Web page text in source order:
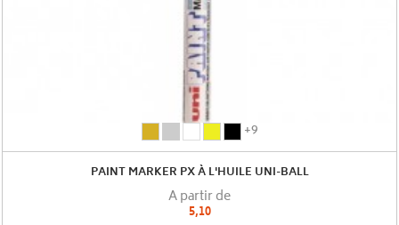
or
(
uni-
ball
argent
(
uni-
ball
)
blanc
(
uni-
ball
)
jaune
(
uni-
ball
)
noir
(
uni-
ball
+9
PAINT MARKER PX À L'HUILE UNI-BALL
A partir de
5,10